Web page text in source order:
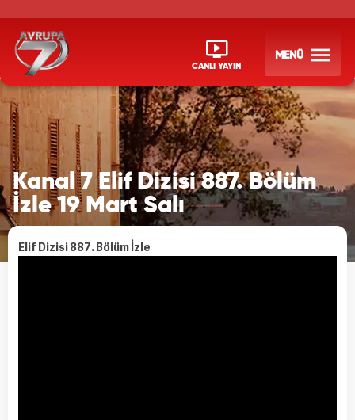
CANLI YAYIN
MENÜ
Kanal 7 Elif Dizisi 887. Bölüm
İzle 19 Mart Salı
Elif Dizisi 887. Bölüm İzle